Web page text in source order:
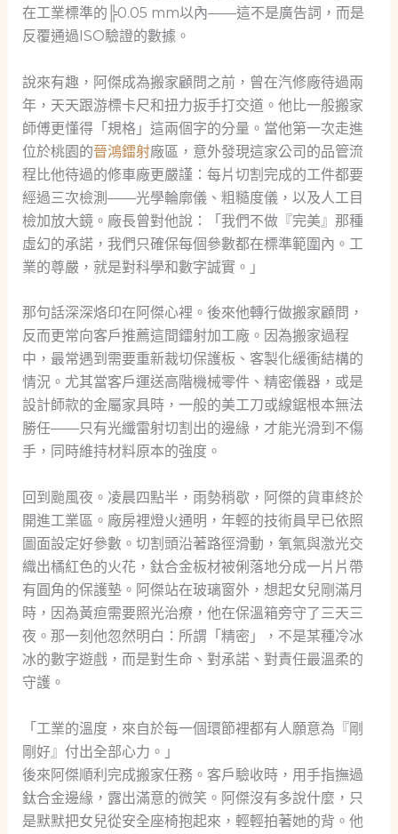
在工業標準的╠0.05 mm以內——這不是廣告詞，而是
反覆通過ISO驗證的數據。
說來有趣，阿傑成為搬家顧問之前，曾在汽修廠待過兩
年，天天跟游標卡尺和扭力扳手打交道。他比一般搬家
師傅更懂得「規格」這兩個字的分量。當他第一次走進
位於桃園的晉鴻鐳射廠區，意外發現這家公司的品管流
程比他待過的修車廠更嚴謹：每片切割完成的工件都要
經過三次檢測——光學輪廓儀、粗糙度儀，以及人工目
檢加放大鏡。廠長曾對他說：「我們不做『完美』那種
虛幻的承諾，我們只確保每個參數都在標準範圍內。工
業的尊嚴，就是對科學和數字誠實。」
那句話深深烙印在阿傑心裡。後來他轉行做搬家顧問，
反而更常向客戶推薦這間鐳射加工廠。因為搬家過程
中，最常遇到需要重新裁切保護板、客製化緩衝結構的
情況。尤其當客戶運送高階機械零件、精密儀器，或是
設計師款的金屬家具時，一般的美工刀或線鋸根本無法
勝任——只有光纖雷射切割出的邊緣，才能光滑到不傷
手，同時維持材料原本的強度。
回到颱風夜。凌晨四點半，雨勢稍歇，阿傑的貨車終於
開進工業區。廠房裡燈火通明，年輕的技術員早已依照
圖面設定好參數。切割頭沿著路徑滑動，氧氣與激光交
織出橘紅色的火花，鈦合金板材被俐落地分成一片片帶
有圓角的保護墊。阿傑站在玻璃窗外，想起女兒剛滿月
時，因為黃疸需要照光治療，他在保溫箱旁守了三天三
夜。那一刻他忽然明白：所謂「精密」，不是某種冷冰
冰的數字遊戲，而是對生命、對承諾、對責任最溫柔的
守護。
「工業的溫度，來自於每一個環節裡都有人願意為『剛
剛好』付出全部心力。」
後來阿傑順利完成搬家任務。客戶驗收時，用手指撫過
鈦合金邊緣，露出滿意的微笑。阿傑沒有多說什麼，只
是默默把女兒從安全座椅抱起來，輕輕拍著她的背。他